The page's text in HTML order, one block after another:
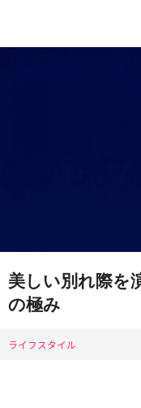
美しい別れ際を
の極み
ライフスタイル